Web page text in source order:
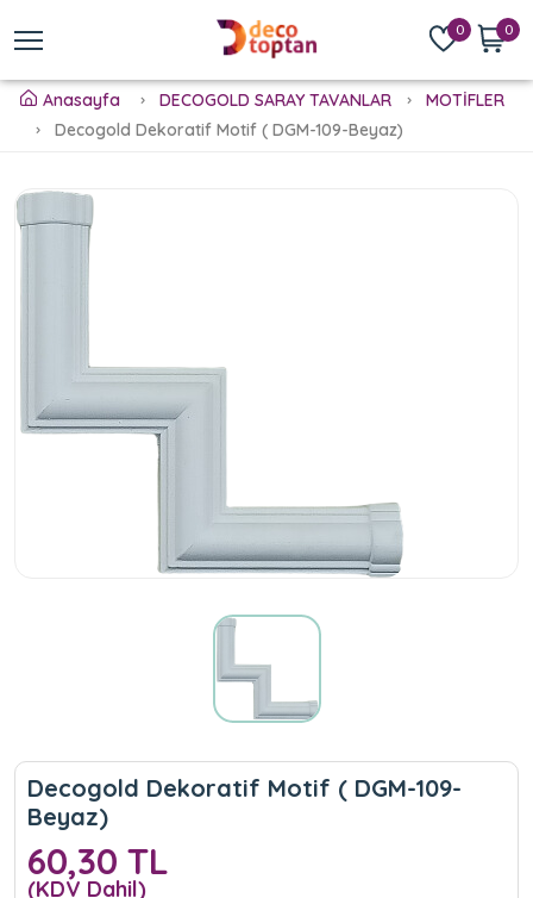
0 0
Anasayfa DECOGOLD SARAY TAVANLAR
MOTİFLER
Decogold Dekoratif Motif ( DGM-109-Beyaz)
Decogold Dekoratif Motif ( DGM-109-
Beyaz)
60,30 TL
(KDV Dahil)